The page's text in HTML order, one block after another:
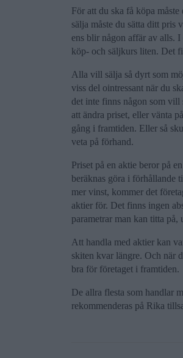
För att du ska få köpa
sälja måste du sätta ditt pris
ens blir någon affär av alls.
köp- och säljkurs liten. Det
Alla vill sälja så dyrt som
viss del ointressant när du
det inte finns någon som
att ändra priset, eller vänta
gång i framtiden. Eller så
veta på förhand.
Priset på en aktie beror på
beräknas göra i förhållande
mer vinst, kommer det
aktier för. Det finns ingen
parametrar man kan titta
Att handla med aktier kan
skiten kvar längre. Och när
bra för företaget i framtiden.
De allra flesta som handlar
rekommenderas på Rika